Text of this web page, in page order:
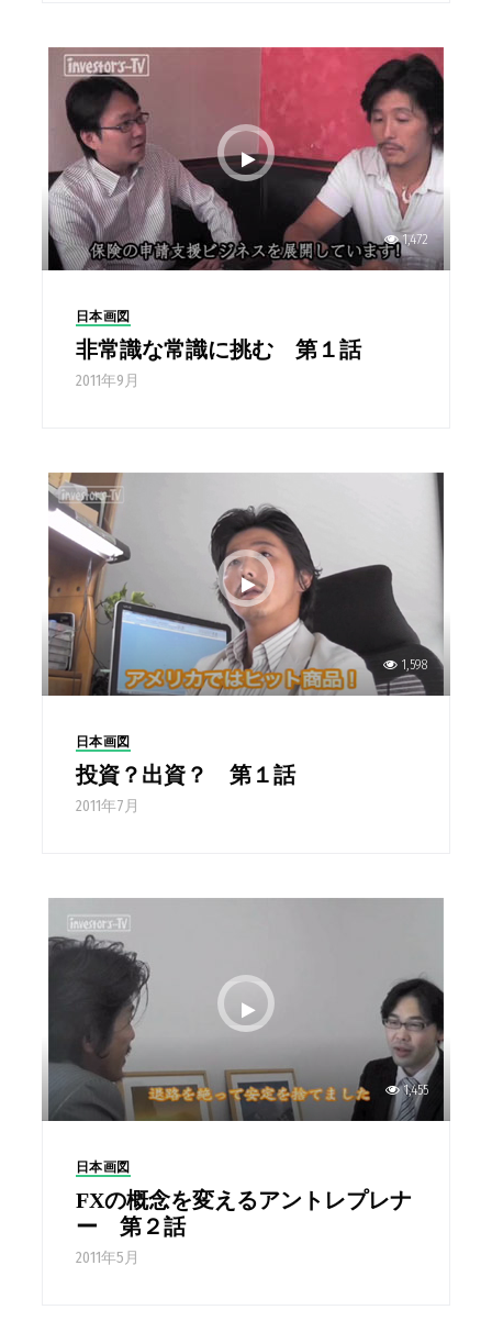
1,472
日本画図
非常識な常識に挑む 第１話
2011年9月
1,598
日本画図
投資？出資？ 第１話
2011年7月
1,455
日本画図
FXの概念を変えるアントレプレナ
ー 第２話
2011年5月